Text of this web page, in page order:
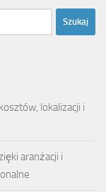
lokalizacji i
aranżacji i